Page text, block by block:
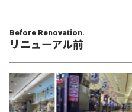
Before Renovation.
リニューアル前